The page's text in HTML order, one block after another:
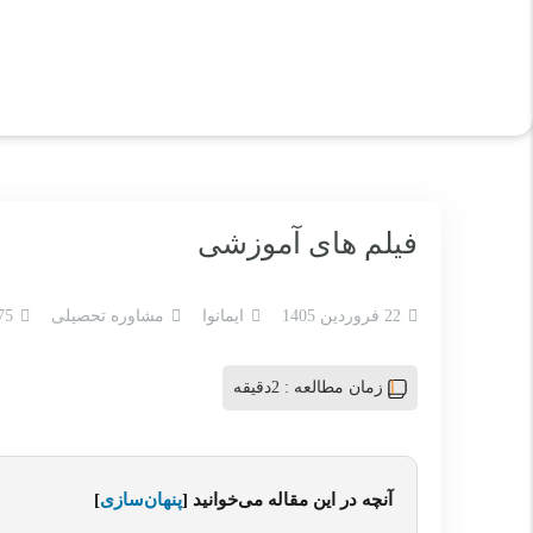
فیلم های آموزشی
22 فروردین 1405 ایمانوا مشاوره تحصیلی 75
زمان مطالعه : 2دقیقه
آنچه در این مقاله می‌خوانید [پنهان‌سازی]